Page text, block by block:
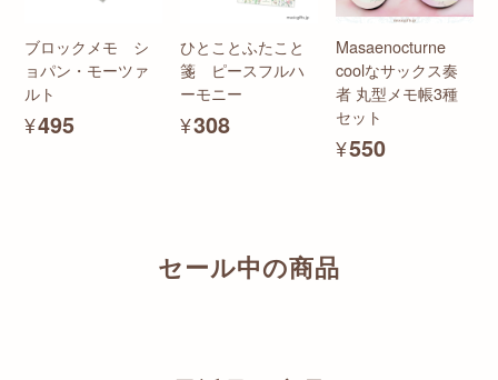
ブロックメモ シ
ョパン・モーツァ
ルト
¥495
ひとことふたこと
箋 ピースフルハ
ーモニー
¥308
Masaenocturne
coolなサックス奏
者 丸型メモ帳3種
セット
¥550
セール中の商品